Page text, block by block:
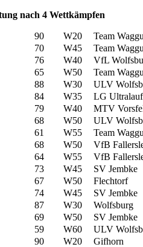
nach 4 Wettkämpfen
90 W20 Team
70 W45 Team
76 W40 VfL
65 W50 Team
88 W30 ULV
84 W35 LG Ultralauf
79 W40 MTV
68 W50 ULV
61 W55 Team
68 W50 VfB
64 W55 VfB
73 W45 SV Jembke
67 W50 Flechtorf
74 W45 SV Jembke
87 W30 Wolfsburg
69 W50 SV Jembke
59 W60 ULV
90 W20 Gifhorn